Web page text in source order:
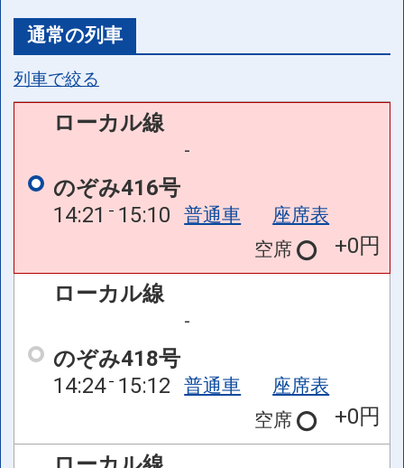
通常の列車
列車で絞る
ローカル線
-
のぞみ416号
14:21
15:10 普通車
座席表
空席
+0円
ローカル線
-
のぞみ418号
14:24 15:12 普通車
座席表
空席
+0円